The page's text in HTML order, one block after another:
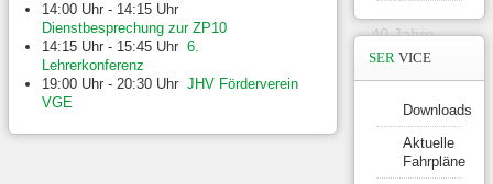
40 Jahre
Ville-
mal ganz
anders.
14:00 Uhr - 14:15 Uhr
Dienstbesprechung zur ZP10
14:15 Uhr - 15:45 Uhr 6.
Lehrerkonferenz
19:00 Uhr - 20:30 Uhr JHV Förderverein
VGE
SER VICE
Downloads
Aktuelle
Fahrpläne